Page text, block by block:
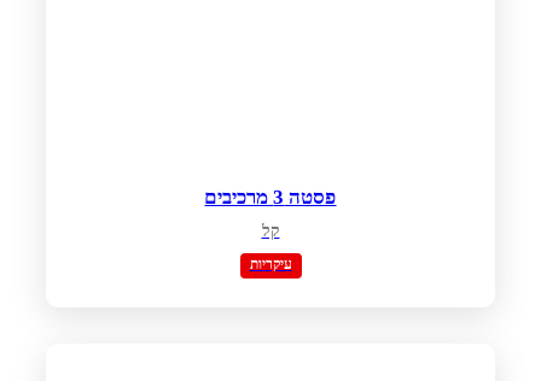
פסטה 3 מרכיבים
קל
עיקריות